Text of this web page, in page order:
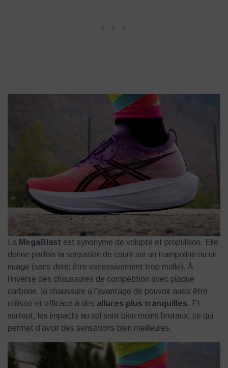
La MegaBlast est synonyme de volupté et propulsion. Elle
donne parfois la sensation de courir sur un trampoline ou un
nuage (sans donc être excessivement trop molle). À
l’inverse des chaussures de compétition avec plaque
carbone, la chaussure a l’avantage de pouvoir aussi être
utilisée et efficace à des allures plus tranquilles. Et
surtout, les impacts au sol sont bien moins brutaux, ce qui
permet d’avoir des sensations bien meilleures.